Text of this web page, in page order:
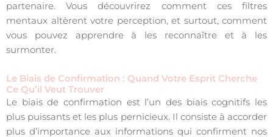
partenaire. Vous découvrirez comment ces filtres
mentaux altèrent votre perception, et surtout, comment
vous pouvez apprendre à les reconnaître et à les
surmonter.
Le Biais de Confirmation : Quand Votre Esprit Cherche
Ce Qu’il Veut Trouver
Le biais de confirmation est l’un des biais cognitifs les
plus puissants et les plus pernicieux. Il consiste à accorder
plus d’importance aux informations qui confirment nos